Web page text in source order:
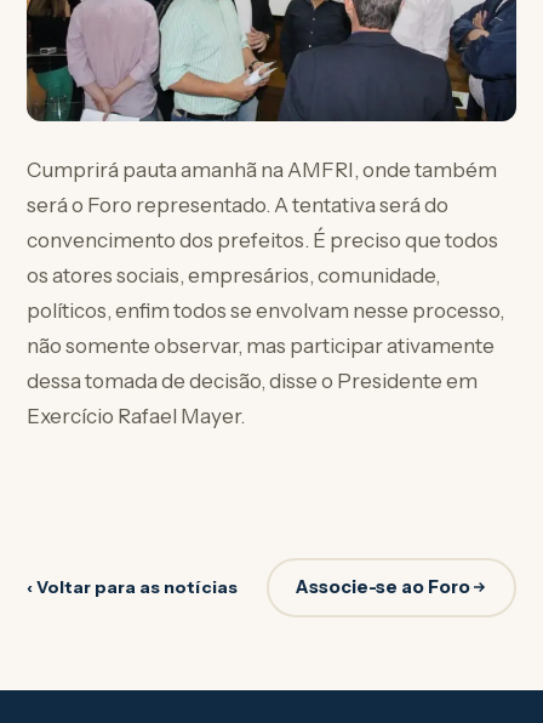
Cumprirá pauta amanhã na AMFRI, onde também
será o Foro representado. A tentativa será do
convencimento dos prefeitos. É preciso que todos
os atores sociais, empresários, comunidade,
políticos, enfim todos se envolvam nesse processo,
não somente observar, mas participar ativamente
dessa tomada de decisão, disse o Presidente em
Exercício Rafael Mayer.
‹ Voltar para as notícias Associe-se ao Foro